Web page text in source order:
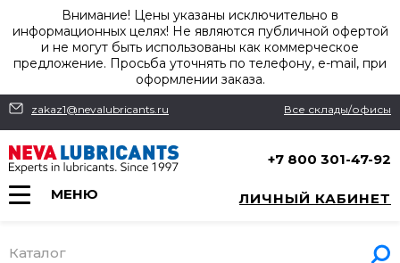
Внимание! Цены указаны исключительно в
информационных целях! Не являются публичной офертой
и не могут быть использованы как коммерческое
предложение. Просьба уточнять по телефону, e-mail, при
оформлении заказа.
zakaz1@nevalubricants.ru Все склады/офисы
+7 800 301-47-92
МЕНЮ ЛИЧНЫЙ КАБИНЕТ
Каталог